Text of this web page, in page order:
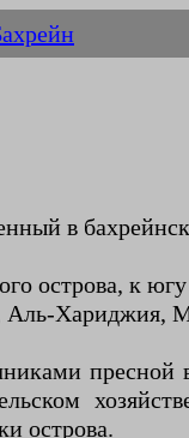
в
острова, к
Аль-
острова.